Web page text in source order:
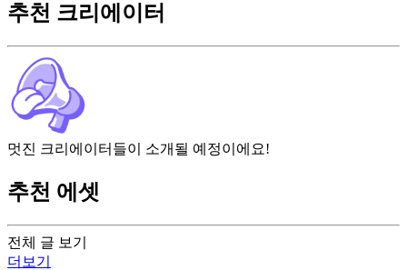
전체 글 보기
더보기
추천 크리에이터
멋진 크리에이터들이 소개될 예정이에요!
추천 에셋